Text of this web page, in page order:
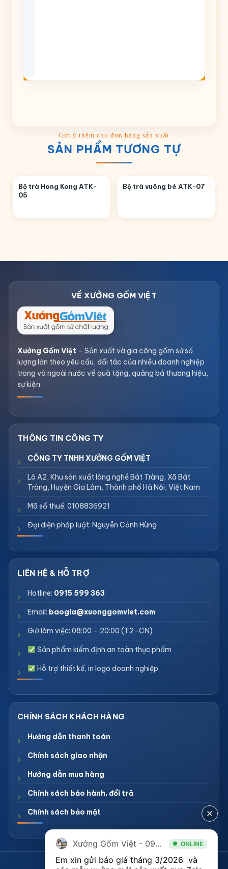
SẢN PHẨM TƯƠNG TỰ
Bộ trà Hong Kong ATK-
05
Bộ trà vuông bé ATK-07
Xưởng Gốm Việt – Sản xuất và gia công gốm sứ số
lượng lớn theo yêu cầu, đối tác của nhiều doanh nghiệp
trong và ngoài nước về quà tặng, quảng bá thương hiệu,
sự kiện.
CÔNG TY TNHH XƯỞNG GỐM VIỆT
Lô A2, Khu sản xuất làng nghề Bát Tràng, Xã Bát
Tràng, Huyện Gia Lâm, Thành phố Hà Nội, Việt Nam
Mã số thuế: 0108836921
Đại diện pháp luật: Nguyễn Cảnh Hùng
Hotline: 0915 599 363
Email: baogia@xuonggomviet.com
Giờ làm việc: 08:00 – 20:00 (T2–CN)
Sản phẩm kiểm định an toàn thực phẩm
Hỗ trợ thiết kế, in logo doanh nghiệp
Hướng dẫn thanh toán
Chính sách giao nhận
Hướng dẫn mua hàng
Chính sách bảo hành, đổi trả
Chính sách bảo mật
CÔNG TY TNHH XƯỞNG GỐM VIỆT
Xưởng Gốm Việt - 094.1900.823 ONLINE
Em xin gửi báo giá tháng 3/2026  và